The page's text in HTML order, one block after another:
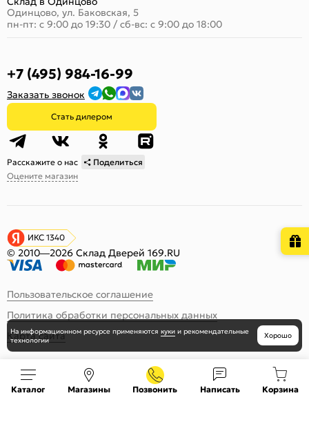
Одинцово, ул. Баковская, 5
пн-пт: с 9:00 до 19:30 / сб-вс: с 9:00 до 18:00
+7 (495) 984-16-99
Заказать звонок
Стать дилером
Расскажите о нас
Поделиться
Оцените магазин
ИКС 1340
© 2010—2026 Склад Дверей 169.RU
Пользовательское соглашение
Политика обработки персональных данных
Карта сайта
Каталог Магазины Позвонить Написать Корзина
На информационном ресурсе применяются куки и рекомендательные
технологии
Хорошо